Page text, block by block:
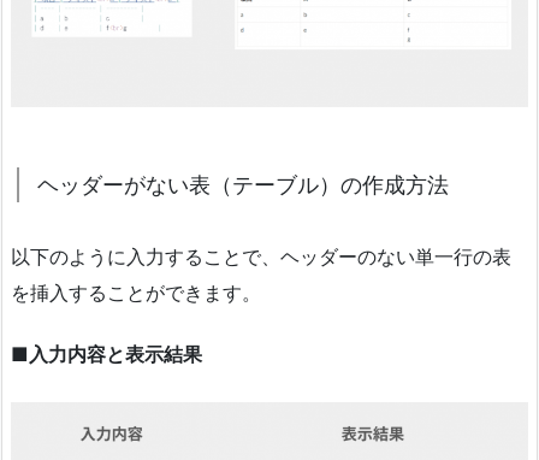
ヘッダーがない表（テーブル）の作成方法
以下のように入力することで、ヘッダーのない単一行の表
を挿入することができます。
■入力内容と表示結果